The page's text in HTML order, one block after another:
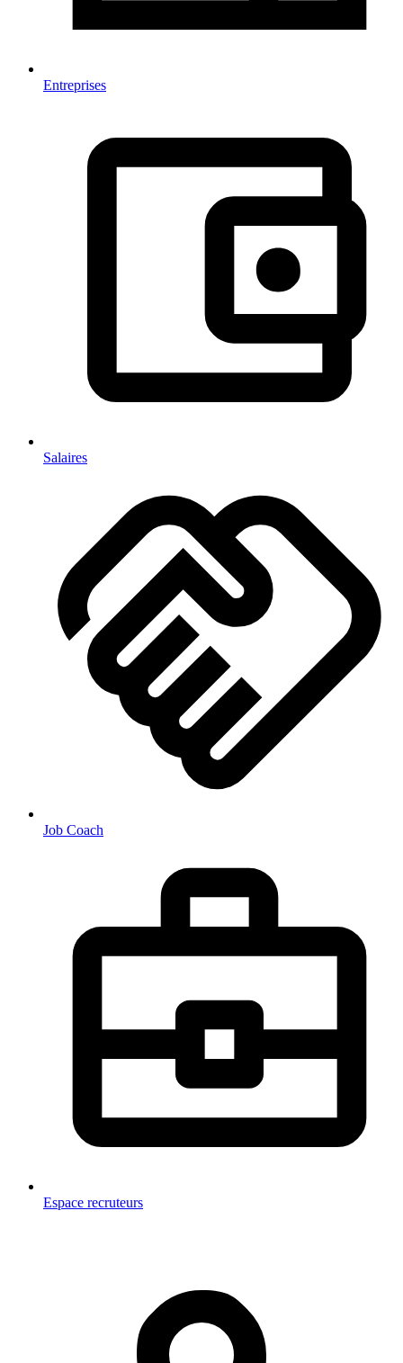
Entreprises
Salaires
Job Coach
Espace recruteurs